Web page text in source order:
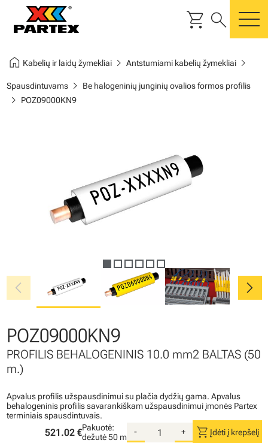
shopping_cart search
home Kabelių ir laidų žymekliaichevron_right Antstumiami kabelių žymekliaichevron_right
Spausdintuvamschevron_right Be halogeninių junginių ovalios formos profilis
chevron_right POZ09000KN9
chevron_left chevron_right
POZ09000KN9
PROFILIS BEHALOGENINIS 10.0 mm2 BALTAS (50
m.)
Apvalus profilis užspausdinimui su plačia dydžių gama. Apvalus
behalogeninis profilis savarankiškam užspausdinimui įmonės Partex
terminiais spausdintuvais.
521.02 €Pakuotė:
dežutė50 m
- + shopping_cart Įdėti į krepšelį